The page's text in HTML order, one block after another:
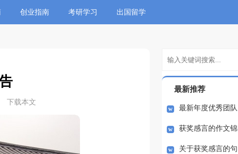
创业指南 考研学习 出国留学
下载本文
最新推荐
最新年度优秀团队
获奖感言样本
获奖感言的作文锦
集8篇关于获奖感言的句